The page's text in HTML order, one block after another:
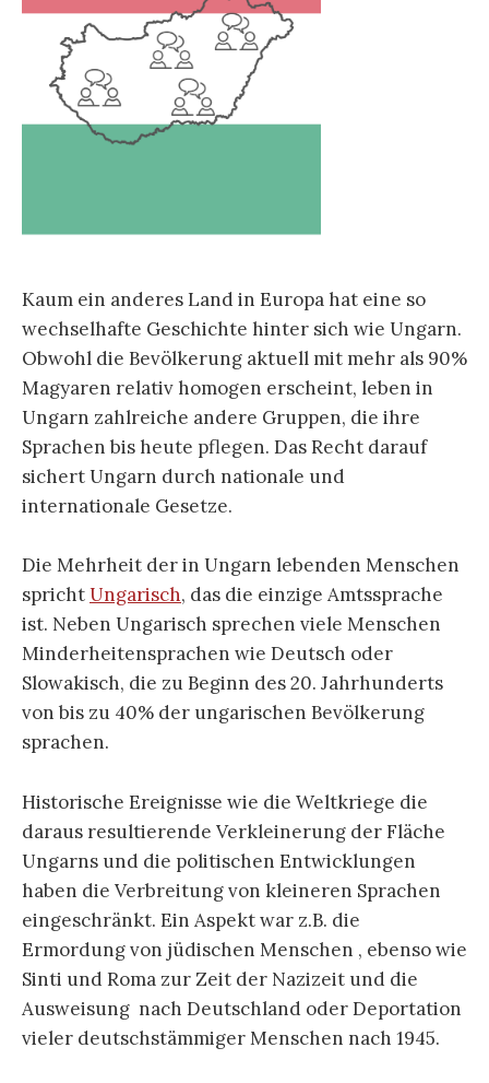
Kaum ein anderes Land in Europa hat eine so
wechselhafte Geschichte hinter sich wie Ungarn.
Obwohl die Bevölkerung aktuell mit mehr als 90%
Magyaren relativ homogen erscheint, leben in
Ungarn zahlreiche andere Gruppen, die ihre
Sprachen bis heute pflegen. Das Recht darauf
sichert Ungarn durch nationale und
internationale Gesetze.
Die Mehrheit der in Ungarn lebenden Menschen
sprichtUngarisch, das die einzige Amtssprache
ist. Neben Ungarisch sprechen viele Menschen
Minderheitensprachen wie Deutsch oder
Slowakisch, die zu Beginn des 20. Jahrhunderts
von bis zu 40% der ungarischen Bevölkerung
sprachen.
Historische Ereignisse wie die Weltkriege die
daraus resultierende Verkleinerung der Fläche
Ungarns und die politischen Entwicklungen
haben die Verbreitung von kleineren Sprachen
eingeschränkt. Ein Aspekt war z.B. die
Ermordung von jüdischen Menschen , ebenso wie
Sinti und Roma zur Zeit der Nazizeit und die
Ausweisung nach Deutschland oder Deportation
vieler deutschstämmiger Menschen nach 1945.